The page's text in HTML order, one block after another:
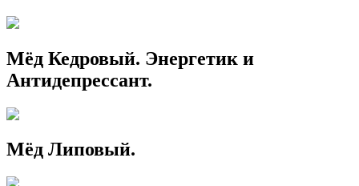
Мёд Кедровый. Энергетик и
Антидепрессант.
Мёд Липовый.